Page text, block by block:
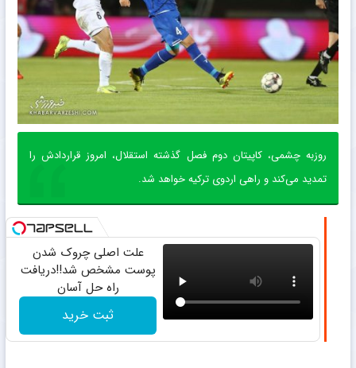
روزبه چشمی، کاپیتان دوم فصل گذشته استقلال، امروز قراردادش را
تمدید می‌کند و راهی اردوی ترکیه خواهد شد.
علت اصلی چروک شدن
پوست مشخص شد!!دریافت
راه حل آسان
ثبت خرید